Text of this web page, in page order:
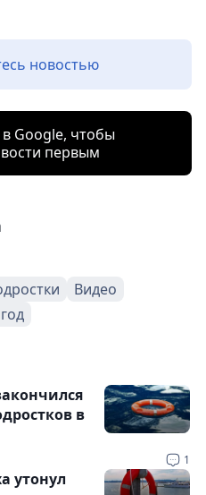
новостью
Google, чтобы
первым
Видео
1
в
утонул